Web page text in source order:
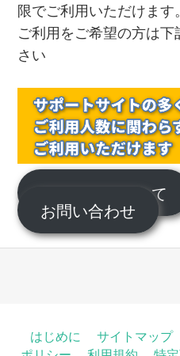
限でご利用いただけます。
ご利用をご希望の方は
さい
サポートについて
お問い合わせ
はじめに サイトマップ